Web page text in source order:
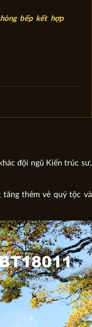
bếp kết hợp
đội ngũ Kiến trúc sư,
tăng thêm vẻ quý tộc và